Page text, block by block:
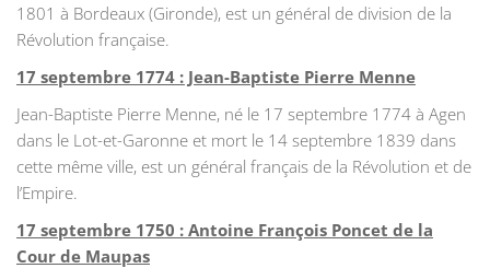
1801 à Bordeaux (Gironde), est un général de division de la
Révolution française.
17 septembre 1774 : Jean-Baptiste Pierre Menne
Jean-Baptiste Pierre Menne, né le 17 septembre 1774 à Agen
dans le Lot-et-Garonne et mort le 14 septembre 1839 dans
cette même ville, est un général français de la Révolution et de
l’Empire.
17 septembre 1750 : Antoine François Poncet de la
Cour de Maupas